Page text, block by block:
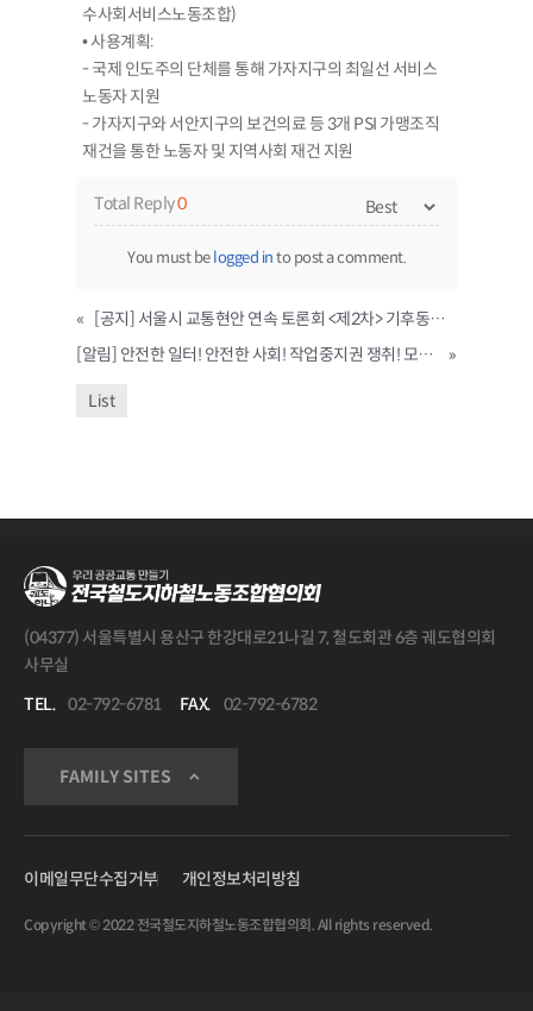
수사회서비스노동조합)
• 사용계획:
- 국제 인도주의 단체를 통해 가자지구의 최일선 서비스
노동자 지원
- 가자지구와 서안지구의 보건의료 등 3개 PSI 가맹조직
재건을 통한 노동자 및 지역사회 재건 지원
Total Reply0
You must belogged into post a comment.
«
[공지] 서울시 교통현안 연속 토론회 <제2차> 기후동행카드와 교통요금 인상효과
[알림] 안전한 일터! 안전한 사회! 작업중지권 쟁취! 모든 노동자의 산안법 전면 적용 쟁취! 민주노총 결의대회
»
List
(04377) 서울특별시 용산구 한강대로21나길 7, 철도회관 6층 궤도협의회
사무실
TEL. 02-792-6781 FAX. 02-792-6782
FAMILY SITES
이메일무단수집거부 개인정보처리방침
Copyright © 2022 전국철도지하철노동조합협의회. All rights reserved.